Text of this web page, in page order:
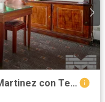
PH en Venta de 4 Ambientes en Martinez con Terraza Propia